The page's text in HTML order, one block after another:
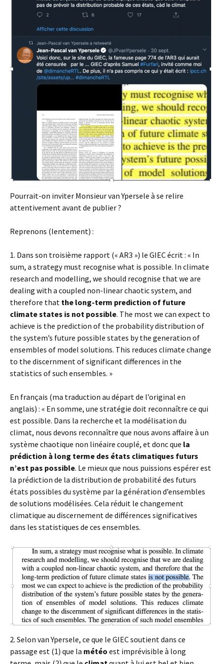
Pourrait-on inviter Monsieur van Ypersele à se relire
attentivement avant de publier ?
Reprenons (lentement) :
1. Dans son troisième rapport (« AR3 ») le GIEC écrit : « In
sum, a strategy must recognise what is possible. In climate
research and modelling, we should recognise that we are
dealing with a coupled non-linear chaotic system, and
therefore that the long-term prediction of future
climate states is not possible. The most we can expect to
achieve is the prediction of the probability distribution of
the system’s future possible states by the generation of
ensembles of model solutions. This reduces climate change
to the discernment of significant differences in the
statistics of such ensembles. »
En français (ma traduction au départ de l’original en
anglais) : « En somme, une stratégie doit reconnaître ce qui
est possible. Dans la recherche et la modélisation du
climat, nous devons reconnaître que nous avons affaire à un
système chaotique non linéaire couplé, et donc que la
prédiction à long terme des états climatiques futurs
n’est pas possible. Le mieux que nous puissions espérer est
la prédiction de la distribution de probabilité des futurs
états possibles du système par la génération d’ensembles
de solutions modélisées. Cela réduit le changement
climatique au discernement de différences significatives
dans les statistiques de ces ensembles.
2. Selon van Ypersele, ce que le GIEC soutient dans ce
passage est (1) que la météo est imprévisible à long